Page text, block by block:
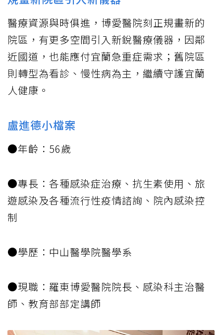
醫療資源與時俱進，博愛醫院刻正規畫新的
院區，有更多空間引入新銳醫療儀器，因鄰
近國道，也能應付宜蘭急重症需求；舊院區
則轉型為看診、慢性病為主，繼續守護宜蘭
人健康。
盧進德小檔案
●年齡：56歲
●專長：各種感染症治療、抗生素使用、旅
遊感染及各種流行性疫情諮詢、院內感染控
制
●學歷：中山醫學院醫學系
●現職：羅東博愛醫院院長、感染科主治醫
師、教育部部定講師